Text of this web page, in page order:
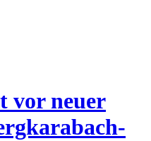
vor neuer